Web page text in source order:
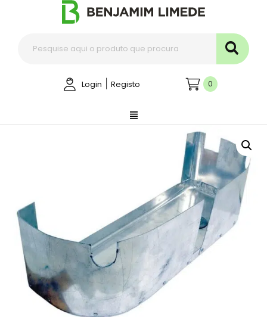
Login Registo 0